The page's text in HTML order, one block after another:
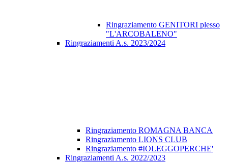
Ringraziamento GENITORI plesso
"L'ARCOBALENO"
Ringraziamenti A.s. 2023/2024
Ringraziamento ROMAGNA BANCA
Ringraziamento LIONS CLUB
Ringraziamento #IOLEGGOPERCHE'
Ringraziamenti A.s. 2022/2023